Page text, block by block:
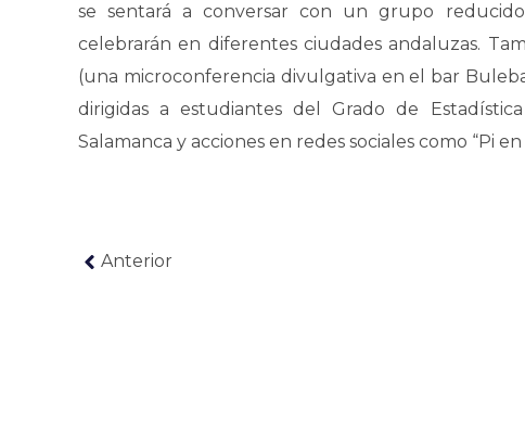
se sentará a conversar con un grupo
celebrarán en diferentes ciudades andaluzas.
(una microconferencia divulgativa en el bar
dirigidas a estudiantes del Grado de
Salamanca y acciones en redes sociales como “Pi
Anterior